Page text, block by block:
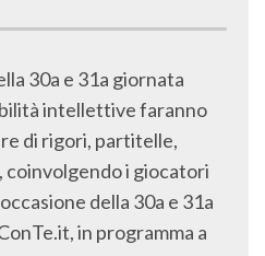
30a e 31a giornata
intellettive faranno
di rigori, partitelle,
coinvolgendo i giocatori
della 30a e 31a
in programma a